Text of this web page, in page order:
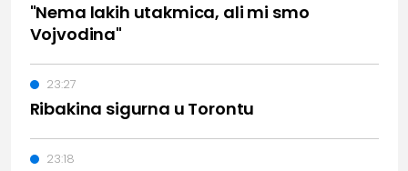
"Nema lakih utakmica, ali mi smo
Vojvodina"
Ribakina sigurna u Torontu
23:27
23:18